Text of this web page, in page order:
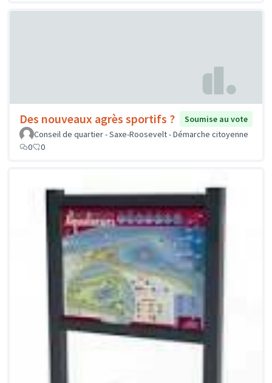
Des nouveaux agrès sportifs ?
Soumise au vote
Conseil de quartier - Saxe-Roosevelt - Démarche citoyenne
0
0